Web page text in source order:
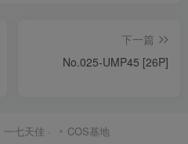
下一篇
No.025-UMP45 [26P]
一七天佳 · COS基地